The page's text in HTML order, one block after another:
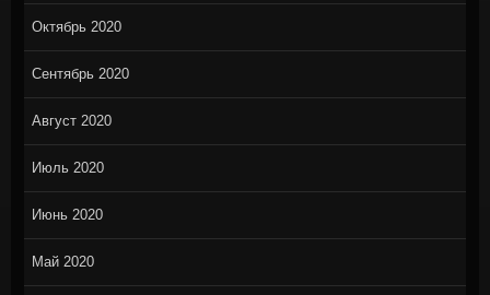
Октябрь 2020
Сентябрь 2020
Август 2020
Июль 2020
Июнь 2020
Май 2020